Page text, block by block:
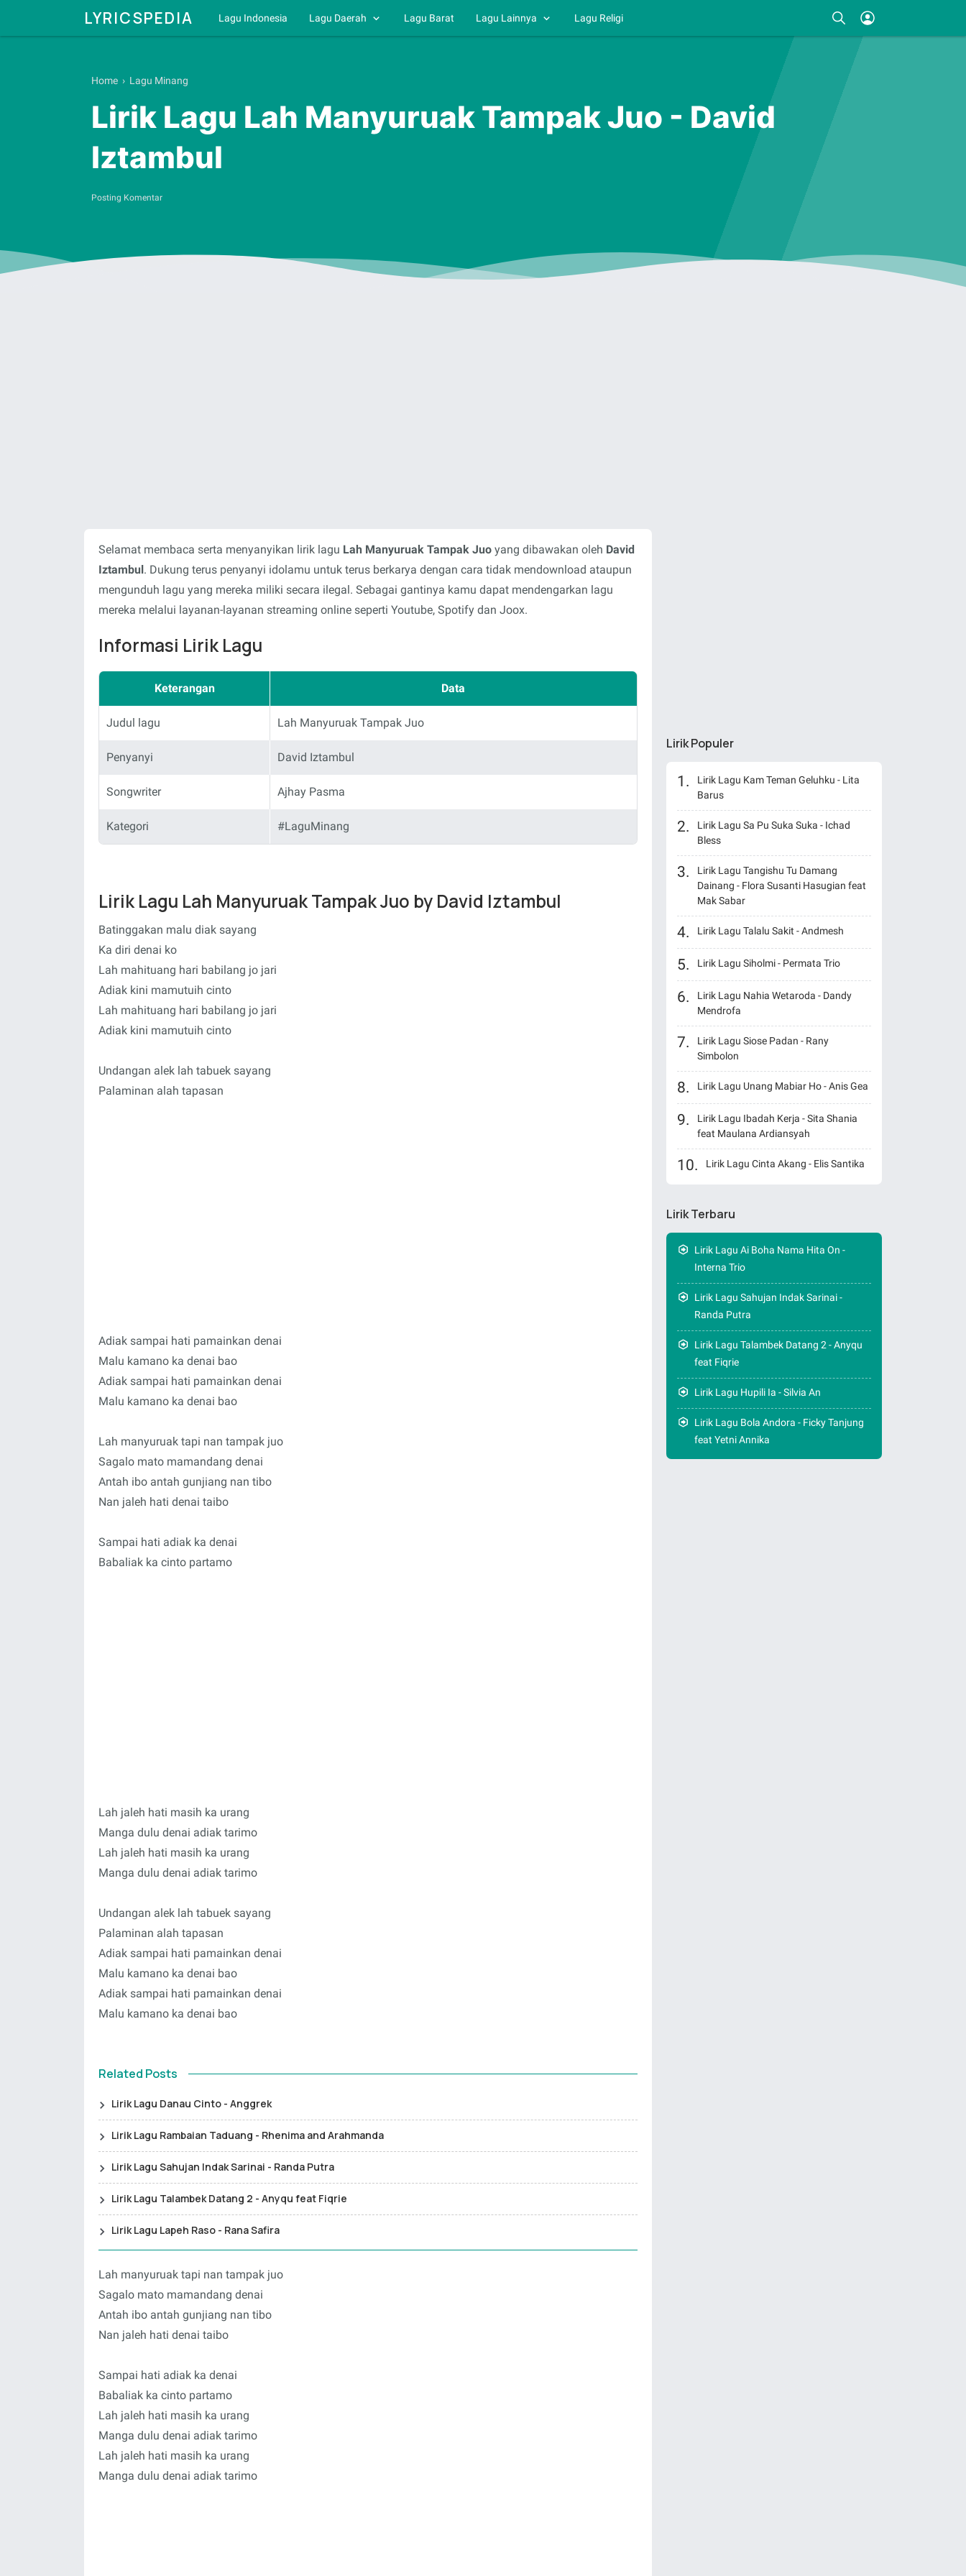
LYRICSPEDIA Lagu Indonesia Lagu Daerah Lagu Barat Lagu Lainnya Lagu Religi
Home › Lagu Minang
Lirik Lagu Lah Manyuruak Tampak Juo - David
Iztambul
Posting Komentar
Selamat membaca serta menyanyikan lirik lagu Lah Manyuruak Tampak Juo yang dibawakan oleh David
Iztambul. Dukung terus penyanyi idolamu untuk terus berkarya dengan cara tidak mendownload ataupun
mengunduh lagu yang mereka miliki secara ilegal. Sebagai gantinya kamu dapat mendengarkan lagu
mereka melalui layanan-layanan streaming online seperti Youtube, Spotify dan Joox.
Informasi Lirik Lagu
Keterangan Data
Judul lagu Lah Manyuruak Tampak Juo
Penyanyi David Iztambul
Songwriter Ajhay Pasma
Kategori #LaguMinang
Lirik Lagu Lah Manyuruak Tampak Juo by David Iztambul
Batinggakan malu diak sayang
Ka diri denai ko
Lah mahituang hari babilang jo jari
Adiak kini mamutuih cinto
Lah mahituang hari babilang jo jari
Adiak kini mamutuih cinto
Undangan alek lah tabuek sayang
Palaminan alah tapasan
Adiak sampai hati pamainkan denai
Malu kamano ka denai bao
Adiak sampai hati pamainkan denai
Malu kamano ka denai bao
Lah manyuruak tapi nan tampak juo
Sagalo mato mamandang denai
Antah ibo antah gunjiang nan tibo
Nan jaleh hati denai taibo
Sampai hati adiak ka denai
Babaliak ka cinto partamo
Lah jaleh hati masih ka urang
Manga dulu denai adiak tarimo
Lah jaleh hati masih ka urang
Manga dulu denai adiak tarimo
Undangan alek lah tabuek sayang
Palaminan alah tapasan
Adiak sampai hati pamainkan denai
Malu kamano ka denai bao
Adiak sampai hati pamainkan denai
Malu kamano ka denai bao
Related Posts
Lirik Lagu Danau Cinto - Anggrek
Lirik Lagu Rambaian Taduang - Rhenima and Arahmanda
Lirik Lagu Sahujan Indak Sarinai - Randa Putra
Lirik Lagu Talambek Datang 2 - Anyqu feat Fiqrie
Lirik Lagu Lapeh Raso - Rana Safira
Lah manyuruak tapi nan tampak juo
Sagalo mato mamandang denai
Antah ibo antah gunjiang nan tibo
Nan jaleh hati denai taibo
Sampai hati adiak ka denai
Babaliak ka cinto partamo
Lah jaleh hati masih ka urang
Manga dulu denai adiak tarimo
Lah jaleh hati masih ka urang
Manga dulu denai adiak tarimo
Lirik Populer
Lirik Lagu Kam Teman Geluhku - Lita
Barus
Lirik Lagu Sa Pu Suka Suka - Ichad
Bless
Lirik Lagu Tangishu Tu Damang
Dainang - Flora Susanti Hasugian feat
Mak Sabar
Lirik Lagu Talalu Sakit - Andmesh
Lirik Lagu Siholmi - Permata Trio
Lirik Lagu Nahia Wetaroda - Dandy
Mendrofa
Lirik Lagu Siose Padan - Rany
Simbolon
Lirik Lagu Unang Mabiar Ho - Anis Gea
Lirik Lagu Ibadah Kerja - Sita Shania
feat Maulana Ardiansyah
Lirik Lagu Cinta Akang - Elis Santika
Lirik Terbaru
Lirik Lagu Ai Boha Nama Hita On -
Interna Trio
Lirik Lagu Sahujan Indak Sarinai -
Randa Putra
Lirik Lagu Talambek Datang 2 - Anyqu
feat Fiqrie
Lirik Lagu Hupili Ia - Silvia An
Lirik Lagu Bola Andora - Ficky Tanjung
feat Yetni Annika